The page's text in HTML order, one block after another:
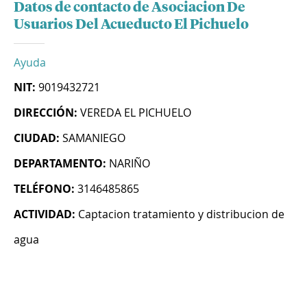
Datos de contacto de Asociacion De
Usuarios Del Acueducto El Pichuelo
Ayuda
NIT: 9019432721
DIRECCIÓN: VEREDA EL PICHUELO
CIUDAD: SAMANIEGO
DEPARTAMENTO: NARIÑO
TELÉFONO: 3146485865
ACTIVIDAD: Captacion tratamiento y distribucion de
agua